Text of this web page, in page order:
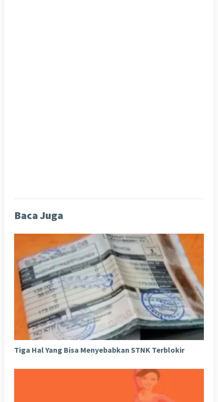
Baca Juga
Tiga Hal Yang Bisa Menyebabkan STNK Terblokir